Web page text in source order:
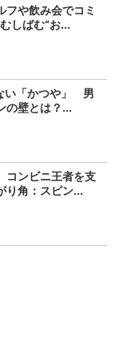
フや飲み会でコミ
しばむ“お...
い「かつや」 男
の壁とは？...
ンビニ王者を支
り角：スピン...